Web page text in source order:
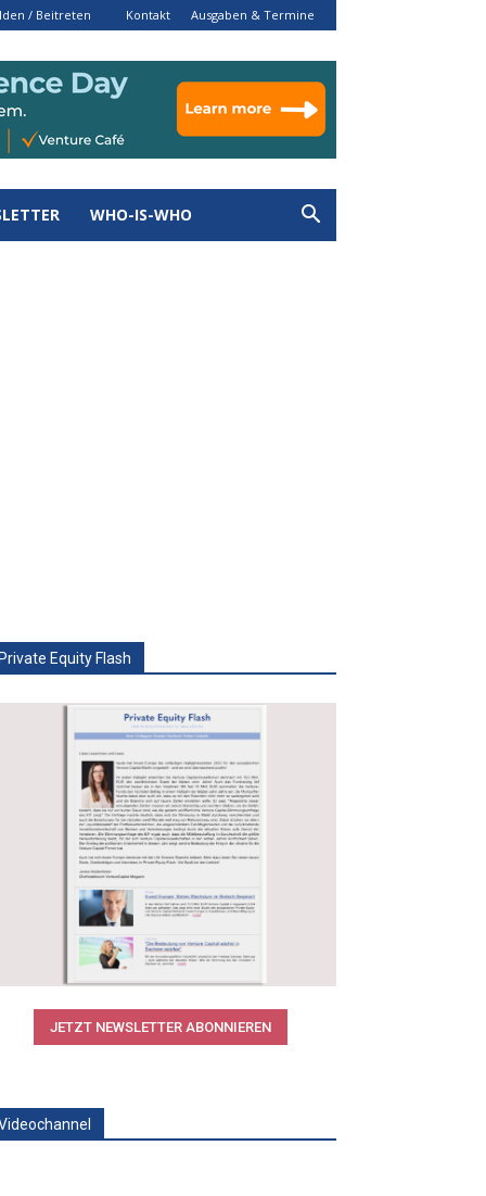
/ Beitreten Kontakt Ausgaben & Termine
WHO-IS-WHO
Equity Flash
JETZT NEWSLETTER ABONNIEREN